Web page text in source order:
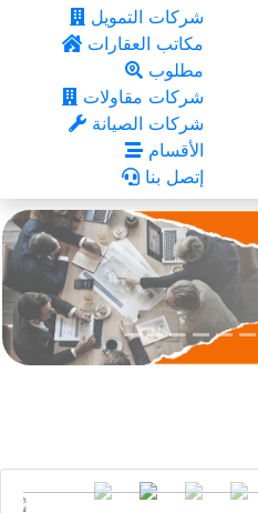
شركات التمويل
مكاتب العقارات
مطلوب
شركات مقاولات
شركات الصيانة
الأقسام
إتصل بنا